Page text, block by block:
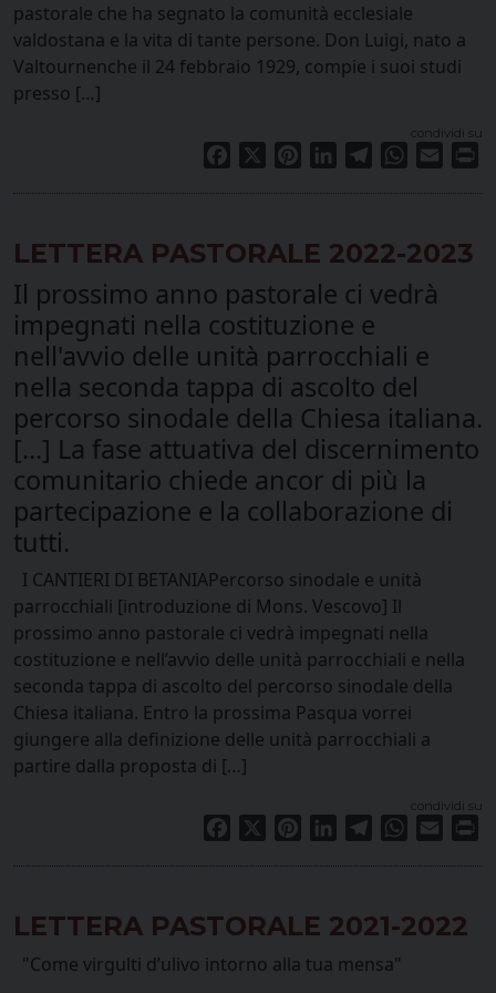
pastorale che ha segnato la comunità ecclesiale
valdostana e la vita di tante persone. Don Luigi, nato a
Valtournenche il 24 febbraio 1929, compie i suoi studi
presso […]
condividi su
Facebook PinterestLinkedInTelegramWhatsApp
Email
LETTERA PASTORALE 2022-2023
Il prossimo anno pastorale ci vedrà
impegnati nella costituzione e
nell'avvio delle unità parrocchiali e
nella seconda tappa di ascolto del
percorso sinodale della Chiesa italiana.
[...] La fase attuativa del discernimento
comunitario chiede ancor di più la
partecipazione e la collaborazione di
tutti.
I CANTIERI DI BETANIAPercorso sinodale e unità
parrocchiali [introduzione di Mons. Vescovo] Il
prossimo anno pastorale ci vedrà impegnati nella
costituzione e nell’avvio delle unità parrocchiali e nella
seconda tappa di ascolto del percorso sinodale della
Chiesa italiana. Entro la prossima Pasqua vorrei
giungere alla definizione delle unità parrocchiali a
partire dalla proposta di […]
condividi su
Facebook PinterestLinkedInTelegramWhatsApp
Email
LETTERA PASTORALE 2021-2022
"Come virgulti d’ulivo intorno alla tua mensa"